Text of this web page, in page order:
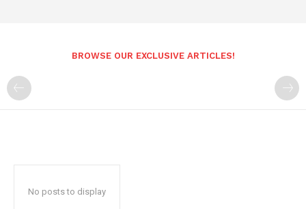
BROWSE OUR EXCLUSIVE ARTICLES!
No posts to display